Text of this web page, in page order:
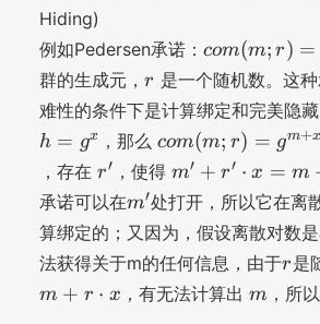
Hiding)
例如Pedersen承诺： c
o
m
(
m
;r
=
g
^
m
com(m; r) =
群的生成元， r
r 是一个随机数。这
难性的条件下是计算绑定和完美隐
h = gx ，那么c
o
m
(
m
;r
)
com(m; r) = gm+x
，存在 r
'
r′ ，使得 m
'
+
r'
\
c
m′ + r′ ⋅ x = m
承诺可以在m
'
m′处打开，所以它在离
算绑定的；又因为，假设离散对数
法获得关于m的任何信息，由于r
r是
m + r ⋅ x ，有无法计算出 m
m，所